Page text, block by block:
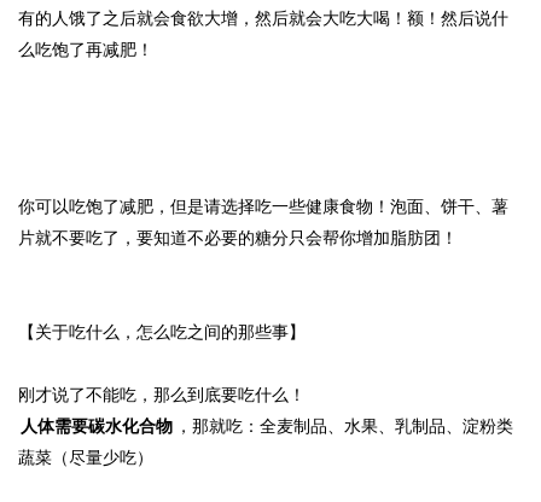
有的人饿了之后就会食欲大增，然后就会大吃大喝！额！然后说什
么吃饱了再减肥！
你可以吃饱了减肥，但是请选择吃一些健康食物！泡面、饼干、薯
片就不要吃了，要知道不必要的糖分只会帮你增加脂肪团！
【关于吃什么，怎么吃之间的那些事】
刚才说了不能吃，那么到底要吃什么！
人体需要碳水化合物 ，那就吃：全麦制品、水果、乳制品、淀粉类
蔬菜（尽量少吃）